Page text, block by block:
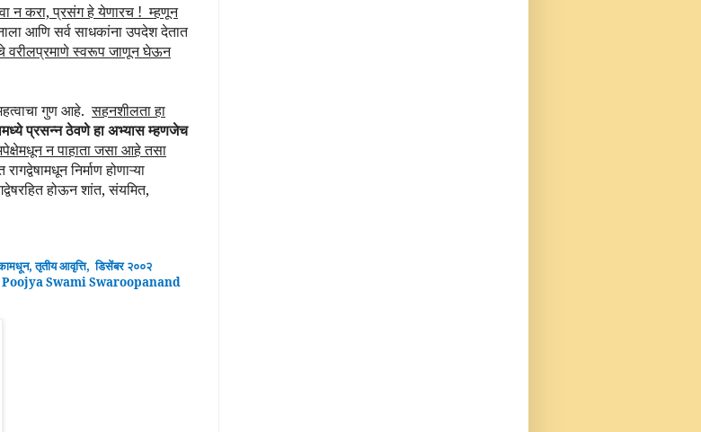
न करा, प्रसंग हे येणारच ! म्हणून
आणि सर्व साधकांना उपदेश देतात
वरीलप्रमाणे स्वरूप जाणून घेऊन
गुण आहे. सहनशीलता हा
प्रसन्न ठेवणे हा अभ्यास म्हणजेच
न पाहाता जसा आहे तसा
निर्माण होणाऱ्या
होऊन शांत, संयमित,
,तृतीयआवृत्ति, डिसेंबर २००२
Swami Swaroopanand